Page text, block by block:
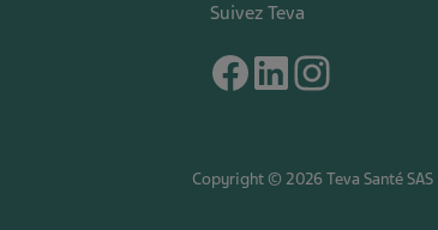
Suivez Teva
Copyright © 2026 Teva Santé SAS